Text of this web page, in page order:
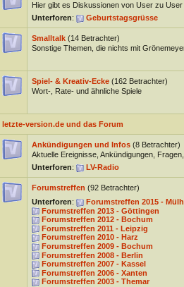
Hier gibt es Diskussionen von User zu
Unterforen: Geburtstagsgrüsse
Smalltalk (14 Betrachter)
Sonstige Themen, die nichts mit
Spiel- & Kreativ-Ecke (162 Betrachter)
Wort-, Rate- und ähnliche Spiele
letzte-version.de und das Forum
Ankündigungen und Infos (8 Betrachter)
Aktuelle Ereignisse, Ankündigungen,
Unterforen: LV-Radio
Forumstreffen (92 Betrachter)
Unterforen:
Forumstreffen 2015 -
Forumstreffen 2013 - Göttingen
Forumstreffen 2012 - Bochum
Forumstreffen 2011 - Leipzig
Forumstreffen 2010 - Harz
Forumstreffen 2009 - Bochum
Forumstreffen 2008 - Berlin
Forumstreffen 2007 - Kassel
Forumstreffen 2006 - Xanten
Forumstreffen 2003 - Themar